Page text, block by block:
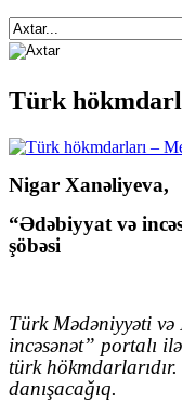
Türk
Nigar Xanəliyeva,
“Ədəbiyyat və
şöbəsi
Türk Mədəniyyəti
incəsənət” portalı
türk
danışacağıq.